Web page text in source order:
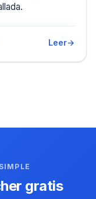
Leer
gratis